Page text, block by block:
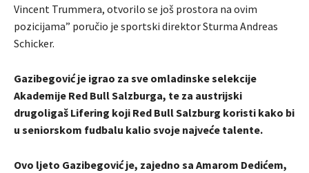
Vincent Trummera, otvorilo se još prostora na ovim
pozicijama” poručio je sportski direktor Sturma Andreas
Schicker.
Gazibegović je igrao za sve omladinske selekcije
Akademije Red Bull Salzburga, te za austrijski
drugoligaš Lifering koji Red Bull Salzburg koristi kako bi
u seniorskom fudbalu kalio svoje najveće talente.
Ovo ljeto Gazibegović je, zajedno sa Amarom Dedićem,